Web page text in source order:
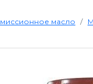
масло